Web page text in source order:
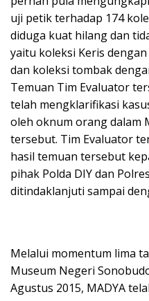
uji petik terhadap 174
diduga kuat hilang dan
yaitu koleksi Keris
dan koleksi tombak
Temuan Tim Evaluator
telah mengklarifikasi
oleh oknum orang dalam
tersebut. Tim Evaluator
hasil temuan tersebut
pihak Polda DIY dan
ditindaklanjuti sampai
Melalui momentum lima
Museum Negeri
Agustus 2015, MADYA